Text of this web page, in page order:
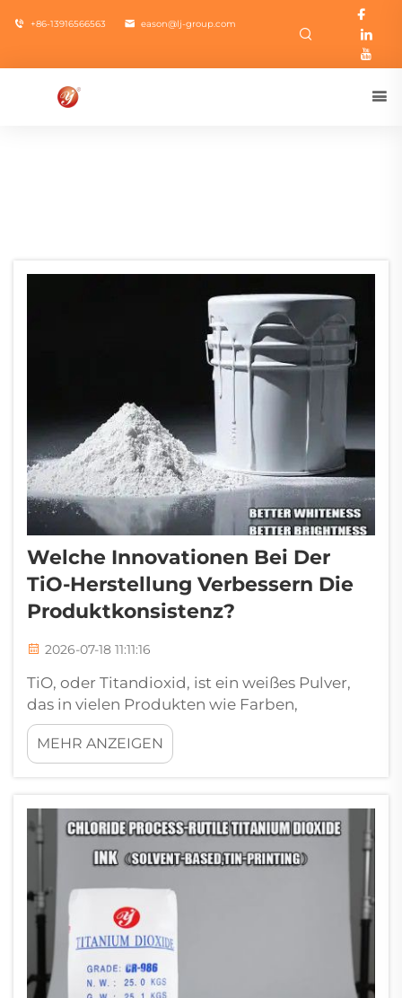
+86-13916566563 eason@lj-group.com
Welche Innovationen Bei Der
TiO-Herstellung Verbessern Die
Produktkonsistenz?
2026-07-18 11:11:16
TiO, oder Titandioxid, ist ein weißes Pulver,
das in vielen Produkten wie Farben,
Kunststoffen und sogar Lebensmitteln
verwendet wird. Eine konsistente Herstellung
von TiO ist äußerst wichtig. Wenn die Qualität
aus und weisen eine gute Leistung auf. Bei
Liangjiang fo...
MEHR ANZEIGEN